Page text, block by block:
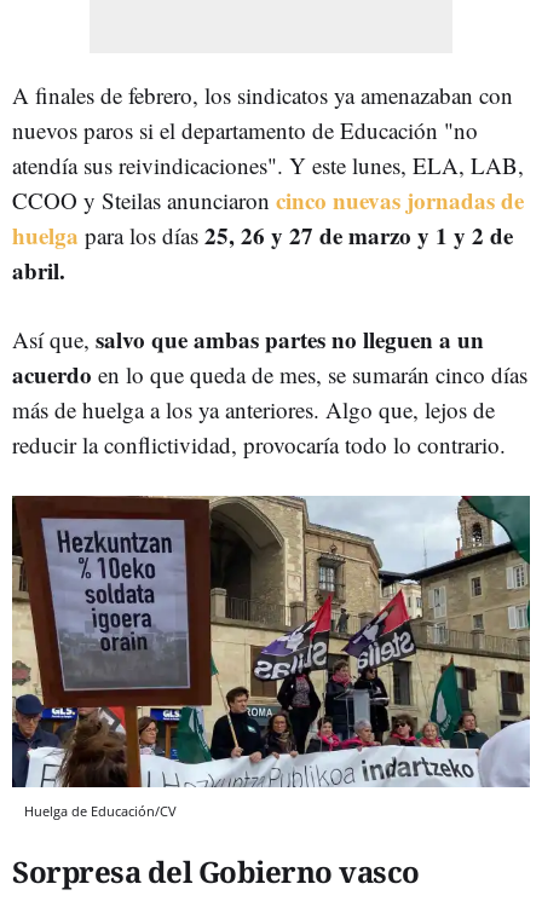
A finales de febrero, los sindicatos ya amenazaban con
nuevos paros si el departamento de Educación "no
atendía sus reivindicaciones". Y este lunes, ELA, LAB,
CCOO y Steilas anunciaron cinco nuevas jornadas de
huelga para los días 25, 26 y 27 de marzo y 1 y 2 de
abril.
Así que, salvo que ambas partes no lleguen a un
acuerdo en lo que queda de mes, se sumarán cinco días
más de huelga a los ya anteriores. Algo que, lejos de
reducir la conflictividad, provocaría todo lo contrario.
Huelga de Educación/CV
Sorpresa del Gobierno vasco